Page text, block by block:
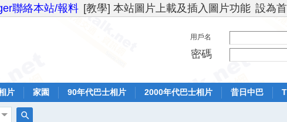
聯絡本站/報料 [教學] 本站圖片上載及插入圖片功能 設為
用戶名
密碼
片 家園 90年代巴士相片 2000年代巴士相片 昔日中巴